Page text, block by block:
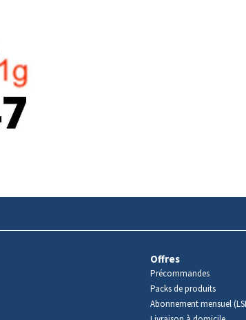
Offres
Précommandes
Packs de produits
Abonnement mensuel